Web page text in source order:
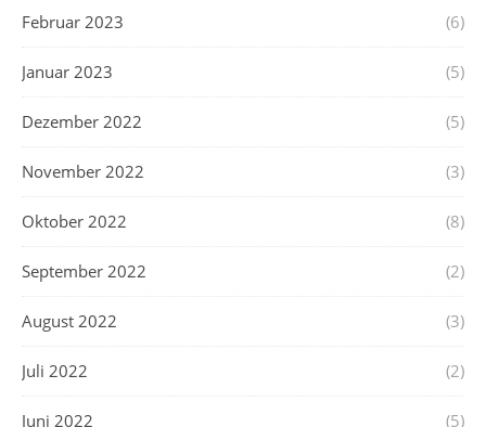
Februar 2023 (6)
Januar 2023 (5)
Dezember 2022 (5)
November 2022 (3)
Oktober 2022 (8)
September 2022 (2)
August 2022 (3)
Juli 2022 (2)
Juni 2022 (5)